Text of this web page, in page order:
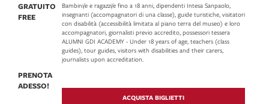
GRATUITO
FREE
Bambini/e e ragazzi/e fino a 18 anni, dipendenti Intesa Sanpaolo,
insegnanti (accompagnatori di una classe), guide turistiche, visitatori
con disabilità (accessibilità limitata al piano terra del museo) e loro
accompagnatori, giornalisti previo accredito, possessori tessera
ALUMNI GDI ACADEMY - Under 18 years of age, teachers (class
guides), tour guides, visitors with disabilities and their carers,
journalists upon accreditation.
PRENOTA
ADESSO!
ACQUISTA BIGLIETTI